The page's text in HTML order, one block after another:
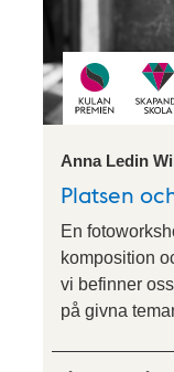
Anna Ledin
Platsen
En
komposition
vi befinner
på givna